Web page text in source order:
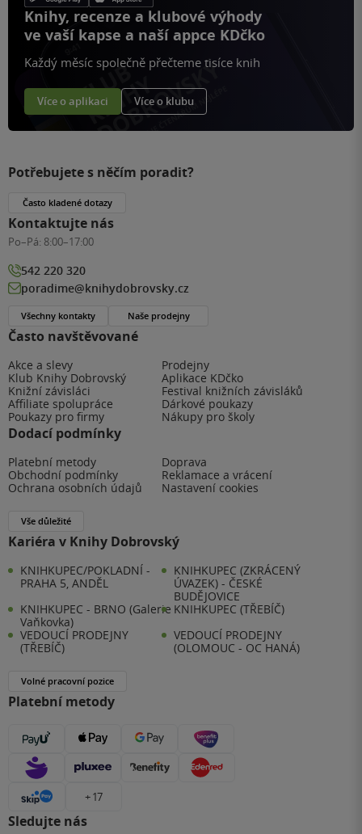
Knihy, recenze a klubové výhody
ve vaší kapse a naší appce KDčko
Každý měsíc společně přečteme tisíce knih
Více o aplikaci Více o klubu
Často navštěvované
Akce a slevy
Prodejny
Klub Knihy Dobrovský
Aplikace KDčko
Knižní závisláci
Festival knižních závisláků
Affiliate spolupráce
Dárkové poukazy
Poukazy pro firmy
Nákupy pro školy
Dodací podmínky
Platební metody
Doprava
Obchodní podmínky
Reklamace a vrácení
Ochrana osobních údajů
Nastavení cookies
Vše důležité
Kariéra v Knihy Dobrovský
KNIHKUPEC/POKLADNÍ -
PRAHA 5, ANDĚL
KNIHKUPEC (ZKRÁCENÝ
ÚVAZEK) - ČESKÉ
BUDĚJOVICE
KNIHKUPEC - BRNO (Galerie
Vaňkovka)
KNIHKUPEC (TŘEBÍČ)
VEDOUCÍ PRODEJNY
(TŘEBÍČ)
VEDOUCÍ PRODEJNY
(OLOMOUC - OC HANÁ)
Volné pracovní pozice
Platební metody
+ 17
Sledujte nás
Potřebujete s něčím poradit?
Často kladené dotazy
Kontaktujte nás
Po–Pá: 8:00–17:00
542 220 320
poradime@knihydobrovsky.cz
Všechny kontakty Naše prodejny